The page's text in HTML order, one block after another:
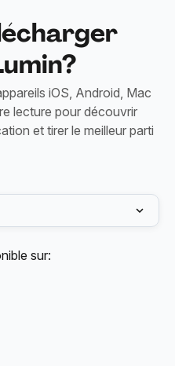
iOS, Android, Mac
lecture pour découvrir
et tirer le meilleur parti
sur: